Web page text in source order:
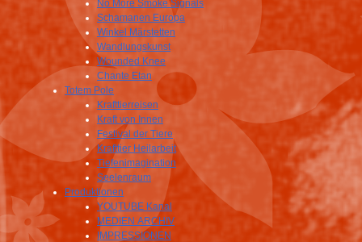
No More Smoke Signals
Schamanen Europa
Winkel Märstetten
Wandlungskunst
Wounded Knee
Chante Etan
Totem Pole
Krafttierreisen
Kraft von Innen
Festival der Tiere
Krafttier Heilarbeit
Tiefenimagination
Seelenraum
Produktionen
YOUTUBE Kanal
MEDIEN ARCHIV
IMPRESSIONEN